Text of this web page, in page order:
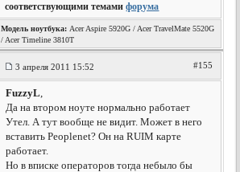
соответствующими темамифорума
Модель ноутбука: Acer Aspire 5920G / Acer TravelMate 5520G
/ Acer Timeline 3810T
3 апреля 2011 15:52 #155
FuzzyL,
Да на втором ноуте нормально работает
Утел. А тут вообще не видит. Может в него
вставить Peoplenet? Он на RUIM карте
работает.
Но в вписке операторов тогда небыло бы